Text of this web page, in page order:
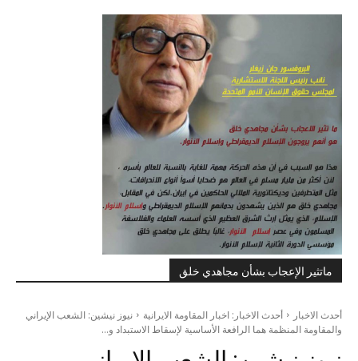
ماتثير الإعجاب بشأن مجاهدي خلق
أحدث الاخبار أحدث الاخبار: اخبار المقاومة الايرانية
نيوز نيشين: الشعب الإيراني
والمقاومة المنظمة هما الرافعة الأساسية لإسقاط الاستبداد و...